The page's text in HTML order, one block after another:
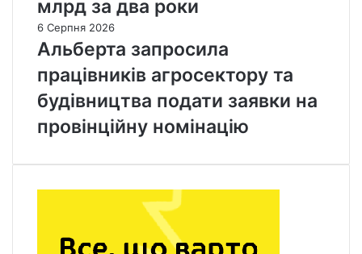
млрд за два роки
6 Серпня 2026
Альберта запросила
працівників агросектору та
будівництва подати заявки на
провінційну номінацію